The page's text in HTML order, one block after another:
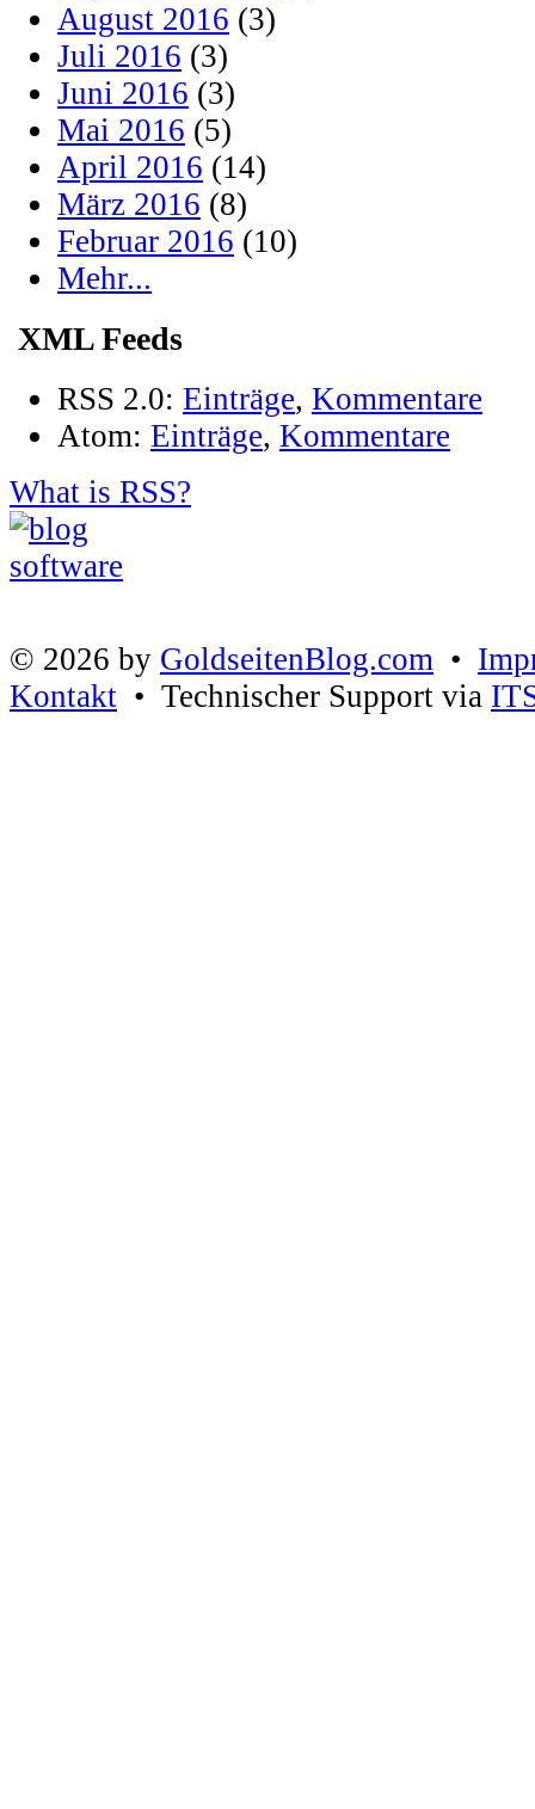
August 2016 (3)
Juli 2016 (3)
Juni 2016 (3)
Mai 2016 (5)
April 2016 (14)
März 2016 (8)
Februar 2016 (10)
Mehr...
XML Feeds
RSS 2.0: Einträge, Kommentare
Atom: Einträge, Kommentare
What is RSS?
© 2026 by GoldseitenBlog.com •
Kontakt • Technischer Support via